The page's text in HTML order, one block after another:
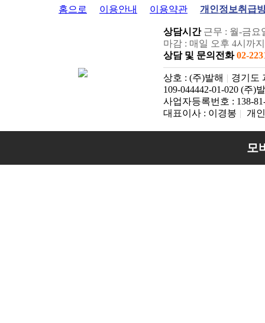
홈으로 이용안내 이용약관 개인정보취급
상담시간 근무 : 월-금요
마감 : 매일 오후 4시까
상담 및 문의전화02-
상호 : (주)발해 | 경기도
109-044442-01-020 (주)
사업자등록번호 : 138-
대표이사 : 이경봉 | 개
모